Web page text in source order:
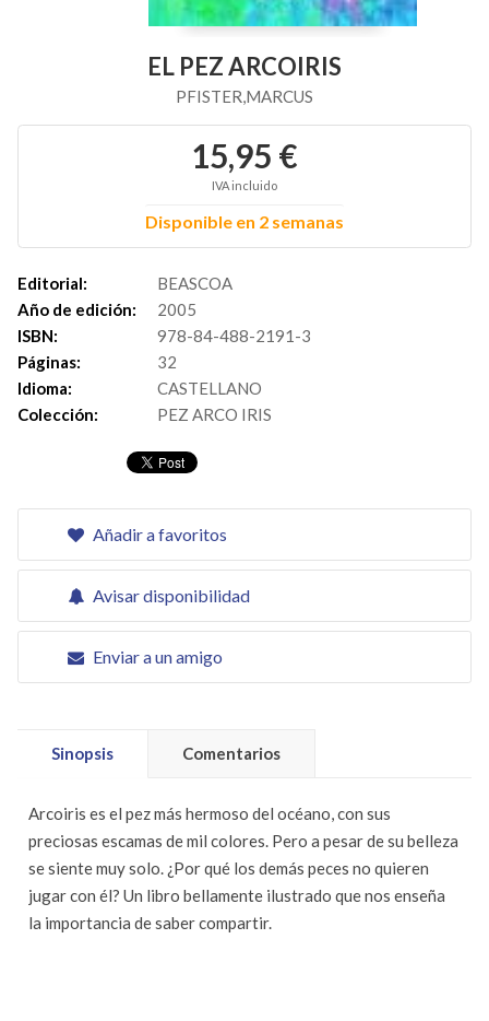
EL PEZ ARCOIRIS
PFISTER,MARCUS
15,95 €
IVA incluido
Disponible en 2 semanas
Editorial:
BEASCOA
Año de edición:
2005
ISBN:
978-84-488-2191-3
Páginas:
32
Idioma:
CASTELLANO
Colección:
PEZ ARCO IRIS
Añadir a favoritos
Avisar disponibilidad
Enviar a un amigo
Sinopsis Comentarios
Arcoiris es el pez más hermoso del océano, con sus
preciosas escamas de mil colores. Pero a pesar de su belleza
se siente muy solo. ¿Por qué los demás peces no quieren
jugar con él? Un libro bellamente ilustrado que nos enseña
la importancia de saber compartir.